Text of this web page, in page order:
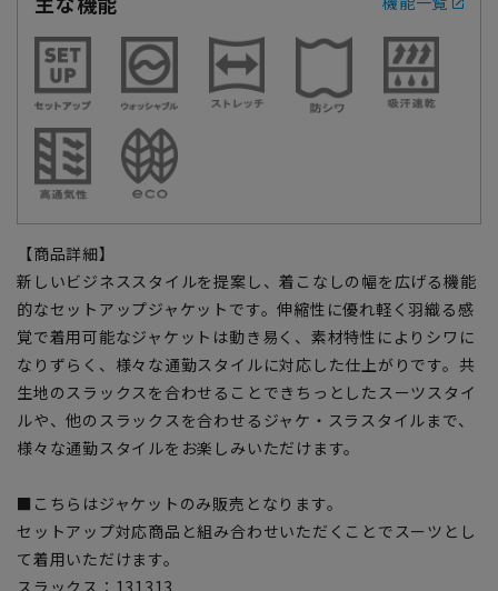
【商品詳細】
新しいビジネススタイルを提案し、着こなしの幅を広げる機能
的なセットアップジャケットです。伸縮性に優れ軽く羽織る感
覚で着用可能なジャケットは動き易く、素材特性によりシワに
なりずらく、様々な通勤スタイルに対応した仕上がりです。共
生地のスラックスを合わせることできちっとしたスーツスタイ
ルや、他のスラックスを合わせるジャケ・スラスタイルまで、
様々な通勤スタイルをお楽しみいただけます。
■こちらはジャケットのみ販売となります。
セットアップ対応商品と組み合わせいただくことでスーツとし
て着用いただけます。
スラックス：131313